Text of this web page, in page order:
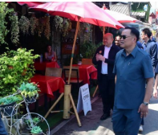
นะพรรคร่วมรัฐบาลที่ถือคร
ต่ยังเป็นตัวแปรสำคัญ